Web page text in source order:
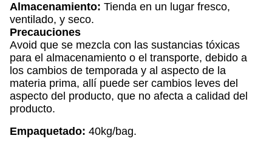
Almacenamiento: Tienda en un lugar fresco,
ventilado, y seco.
Precauciones
Avoid que se mezcla con las sustancias tóxicas
para el almacenamiento o el transporte, debido a
los cambios de temporada y al aspecto de la
materia prima, allí puede ser cambios leves del
aspecto del producto, que no afecta a calidad del
producto.
Empaquetado: 40kg/bag.